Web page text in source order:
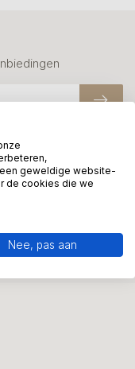
advies, bel of app
geweldige website-
de cookies die we
Nee, pas aan